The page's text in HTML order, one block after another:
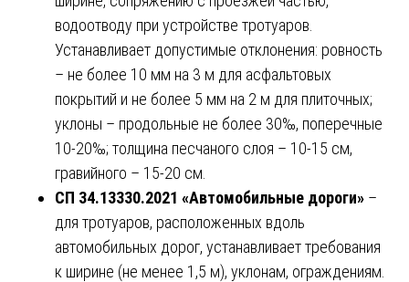
водоотводу при устройстве тротуаров.
Устанавливает допустимые отклонения: ровность
– не более 10 мм на 3 м для асфальтовых
покрытий и не более 5 мм на 2 м для плиточных;
уклоны – продольные не более 30‰, поперечные
10-20‰; толщина песчаного слоя – 10-15 см,
гравийного – 15-20 см.
СП 34.13330.2021 «Автомобильные дороги» –
для тротуаров, расположенных вдоль
автомобильных дорог, устанавливает требования
к ширине (не менее 1,5 м), уклонам, ограждениям.